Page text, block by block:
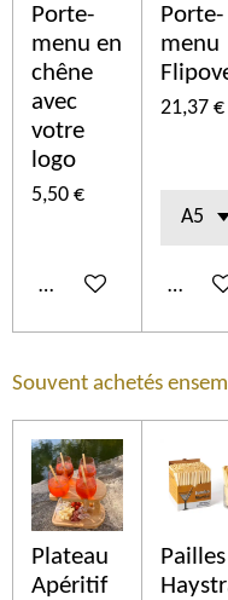
Porte-
menu en
chêne
avec
votre
logo
5,50 €
Ajouter au panier
Porte-
menu
21,37 €
Souvent achetés
Plateau
Apéritif
Pailles